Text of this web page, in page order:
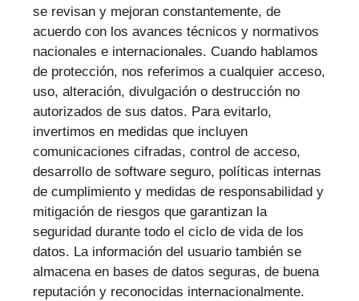
se revisan y mejoran constantemente, de
acuerdo con los avances técnicos y normativos
nacionales e internacionales. Cuando hablamos
de protección, nos referimos a cualquier acceso,
uso, alteración, divulgación o destrucción no
autorizados de sus datos. Para evitarlo,
invertimos en medidas que incluyen
comunicaciones cifradas, control de acceso,
desarrollo de software seguro, políticas internas
de cumplimiento y medidas de responsabilidad y
mitigación de riesgos que garantizan la
seguridad durante todo el ciclo de vida de los
datos. La información del usuario también se
almacena en bases de datos seguras, de buena
reputación y reconocidas internacionalmente.